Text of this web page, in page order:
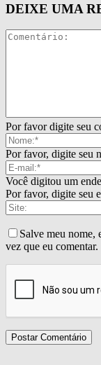
DEIXE UMA
Por favor digite seu
Por favor, digite seu
Você digitou um
Por favor, digite seu
Salve meu nome,
vez que eu comentar.